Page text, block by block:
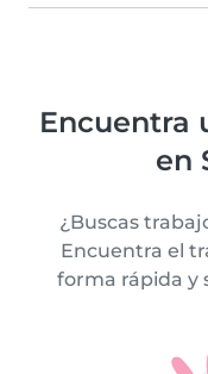
Encuentra
en
¿Buscas
Encuentra el
forma rápida y